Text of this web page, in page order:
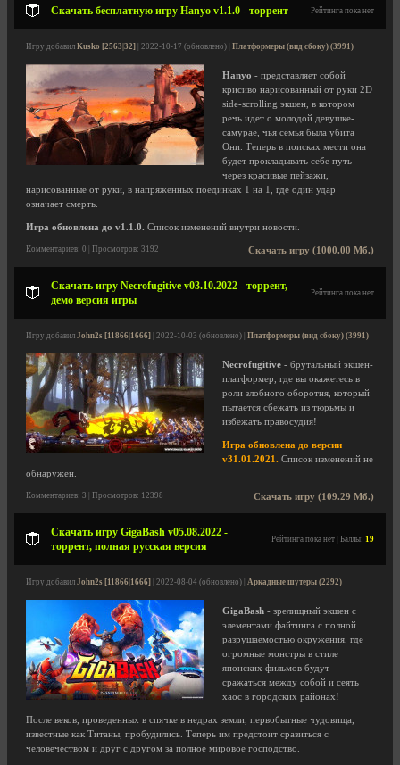
Скачать бесплатную игру Hanyo v1.1.0 - торрент Рейтинга пока нет
Игру добавил Kusko [2563|32] | 2022-10-17 (обновлено) | Платформеры (вид сбоку) (3991)
Hanyo - представляет собой
крисиво нарисованный от руки 2D
side-scrolling экшен, в котором
речь идет о молодой девушке-
самурае, чья семья была убита
Они. Теперь в поисках мести она
будет прокладывать себе путь
через красивые пейзажи,
нарисованные от руки, в напряженных поединках 1 на 1, где один удар
означает смерть.
Игра обновлена до v1.1.0. Список изменений внутри новости.
Скачать игру (1000.00 Мб.)
Комментариев: 0 | Просмотров: 3192
Скачать игру Necrofugitive v03.10.2022 - торрент,
демо версия игры
Рейтинга пока нет
Игру добавил John2s [11866|1666] | 2022-10-03 (обновлено) | Платформеры (вид сбоку) (3991)
Necrofugitive - брутальный экшен-
платформер, где вы окажетесь в
роли злобного оборотня, который
пытается сбежать из тюрьмы и
избежать правосудия!
Игра обновлена до версии
v31.01.2021. Список изменений не
обнаружен.
Скачать игру (109.29 Мб.)
Комментариев: 3 | Просмотров: 12398
Скачать игру GigaBash v05.08.2022 -
торрент, полная русская версия
Рейтинга пока нет | Баллы: 19
Игру добавил John2s [11866|1666] | 2022-08-04 (обновлено) | Аркадные шутеры (2292)
GigaBash - зрелищный экшен с
элементами файтинга с полной
разрушаемостью окружения, где
огромные монстры в стиле
японских фильмов будут
сражаться между собой и сеять
хаос в городских районах!
После веков, проведенных в спячке в недрах земли, первобытные чудовища,
известные как Титаны, пробудились. Теперь им предстоит сразиться с
человечеством и друг с другом за полное мировое господство.